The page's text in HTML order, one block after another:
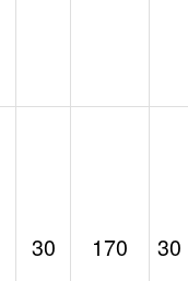
30 170 30